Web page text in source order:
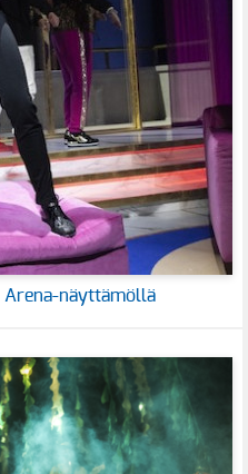
Arena-näyttämöllä